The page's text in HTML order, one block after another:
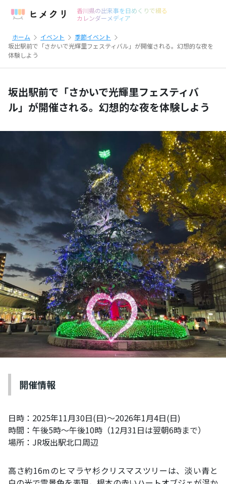
香川県の出来事を日めくりで綴る
カレンダーメディア
ホーム イベント
季節イベント
坂出駅前で「さかいで光輝里フェスティバル」が開催される。幻想的な夜を
体験しよう
坂出駅前で「さかいで光輝里フェスティバ
ル」が開催される。幻想的な夜を体験しよう
開催情報
日時：2025年11月30日(日)～2026年1月4日(日)
時間：午後5時～午後10時（12月31日は翌朝6時まで）
場所：JR坂出駅北口周辺
高さ約16mのヒマラヤ杉クリスマスツリーは、淡い青と